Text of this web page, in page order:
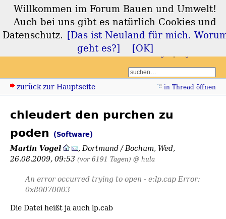
Forum Bauen und
Umwelt
zurück zur Hauptseite in Thread öffnen
chleudert den purchen zu
poden (Software)
Martin Vogel ,Dortmund / Bochum, Wed,
26.08.2009, 09:53 (vor 6191 Tagen) @ hula
An error occurred trying to open - e:lp.cap Error:
0x80070003
Die Datei heißt ja auch lp.cab
Willkommen im Forum Bauen und Umwelt!
Auch bei uns gibt es natürlich Cookies und
Datenschutz. [Das ist Neuland für mich.
geht es?]
[OK]